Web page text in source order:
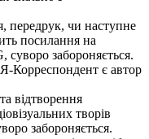
передрук, чи наступне
посилання на
суворо забороняється.
Корреспондент є автор
відтворення
творів
забороняється.